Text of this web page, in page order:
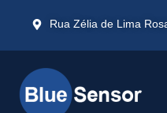
Rua Zélia de Lima